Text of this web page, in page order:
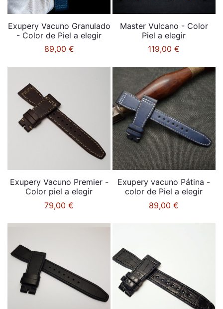
Exupery Vacuno Granulado
- Color de Piel a elegir
89,00 €
Master Vulcano - Color
Piel a elegir
119,00 €
Exupery Vacuno Premier -
Color piel a elegir
79,00 €
Exupery vacuno Pátina -
color de Piel a elegir
89,00 €